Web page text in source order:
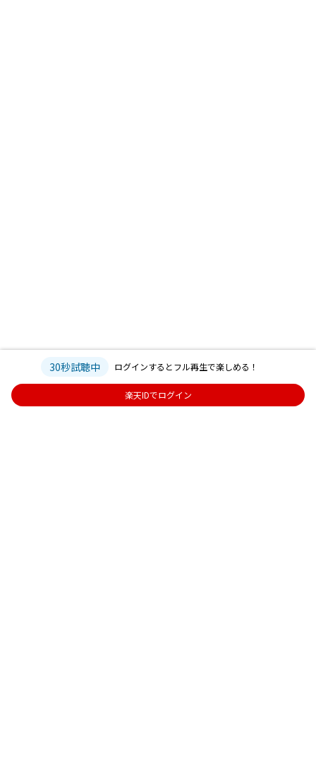
30秒試聴中 ログインするとフル再生で楽しめる！
楽天IDでログイン